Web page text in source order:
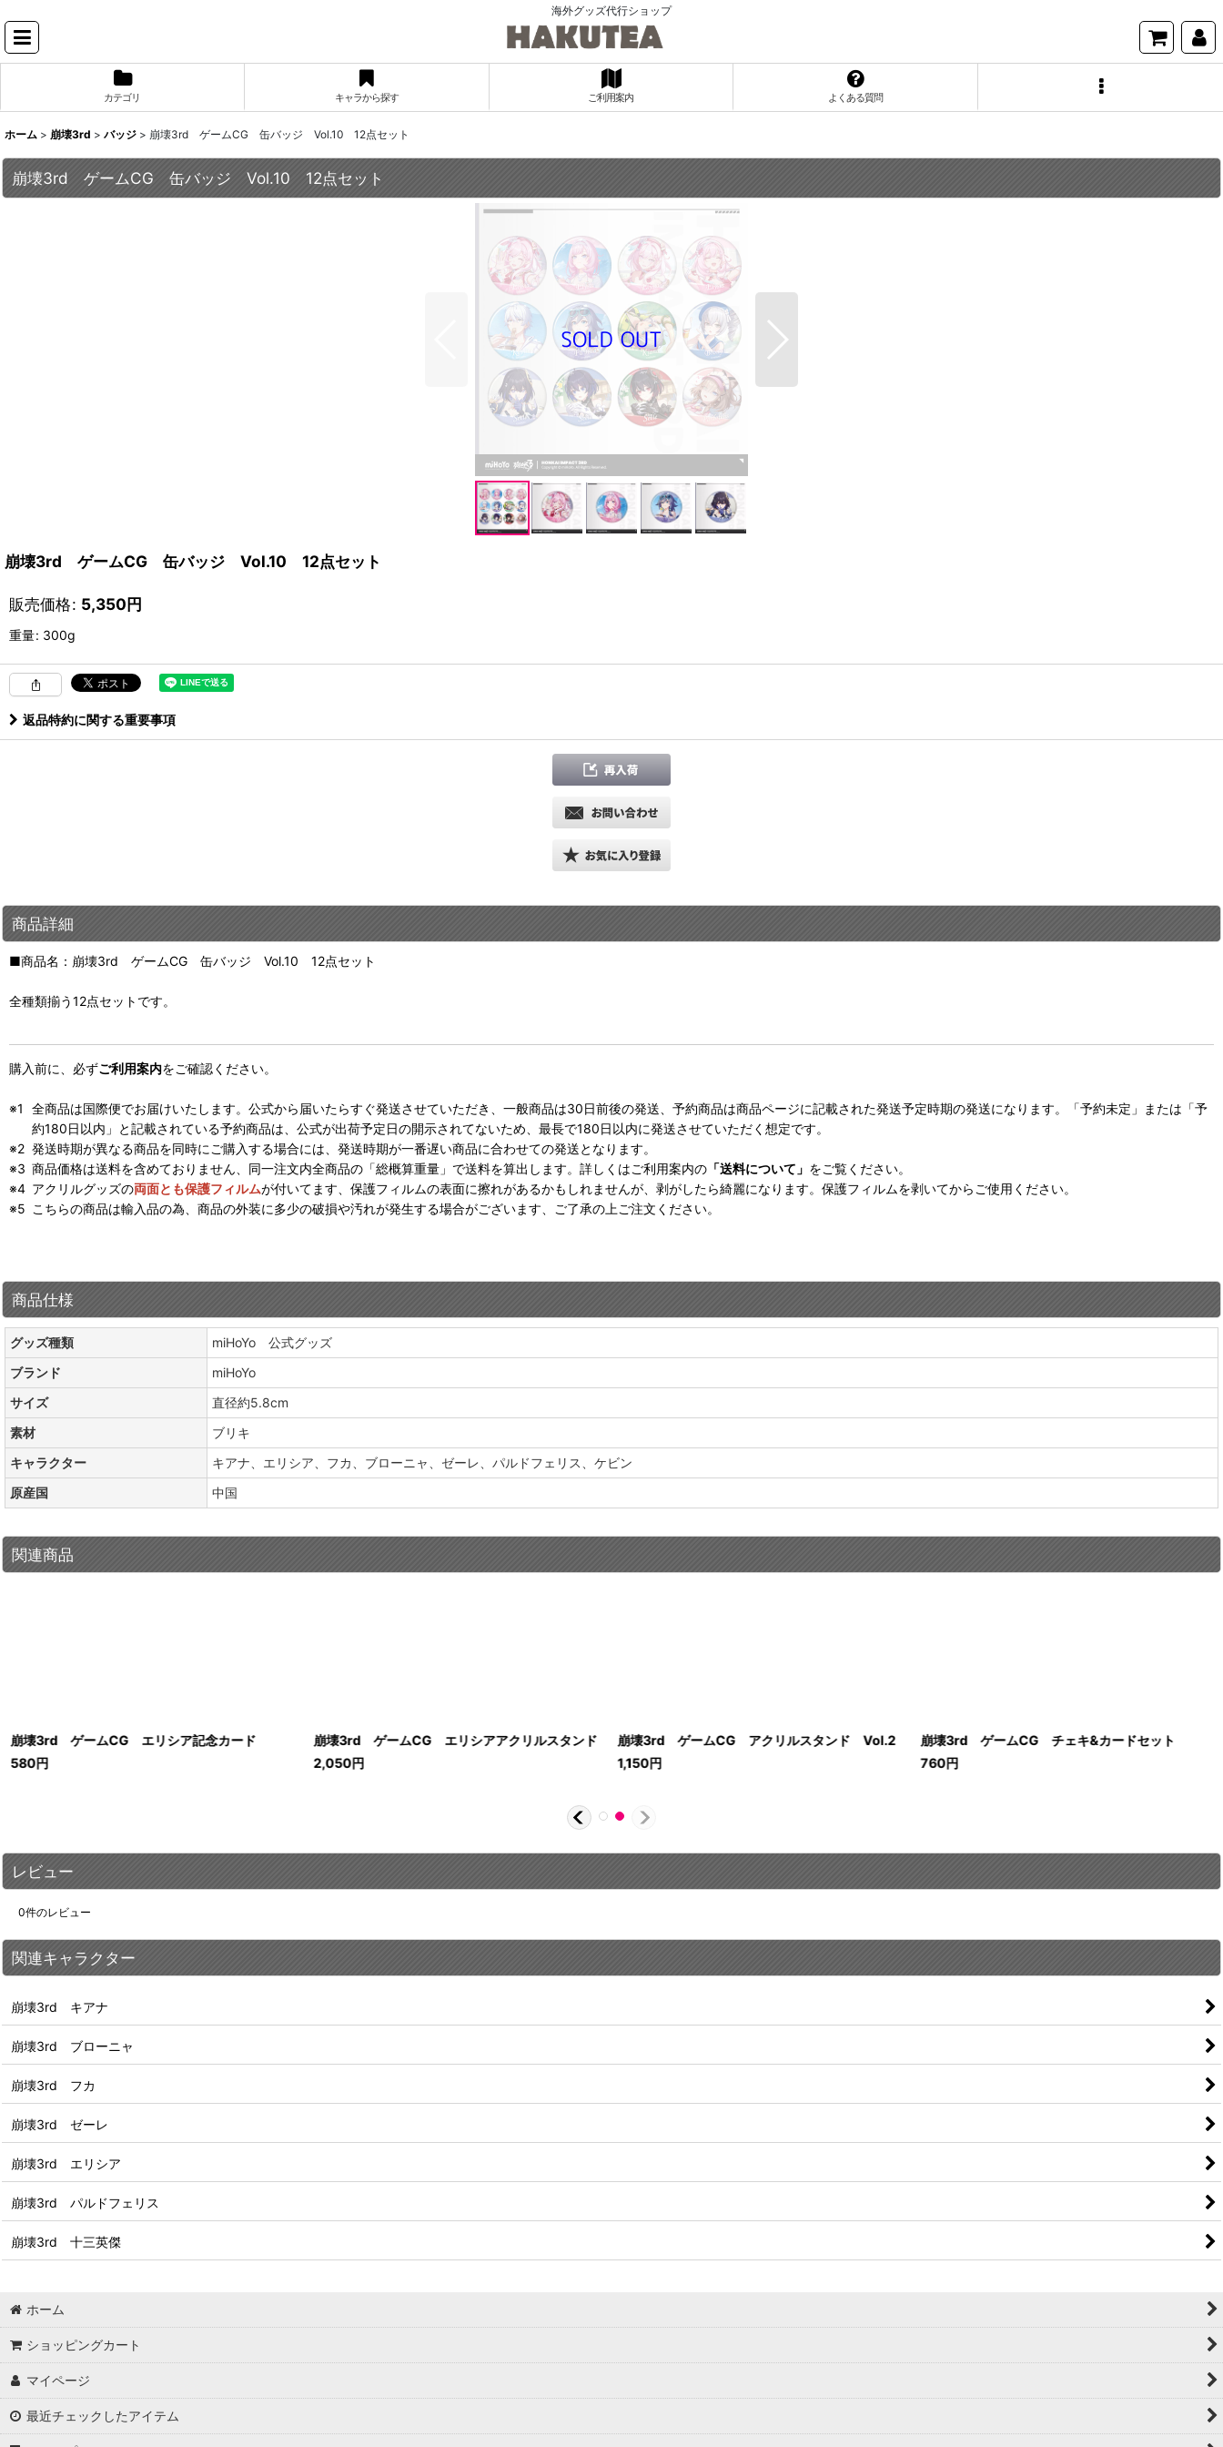
海外グッズ代行ショップ
カテゴリ キャラから探す ご利用案内 よくある質問
ホーム > 崩壊3rd > バッジ > 崩壊3rd ゲームCG 缶バッジ Vol.10 12点セット
崩壊3rd ゲームCG 缶バッジ Vol.10 12点セット
崩壊3rd ゲームCG 缶バッジ Vol.10 12点セット
販売価格: 5,350円
重量: 300g
返品特約に関する重要事項
商品詳細
■商品名：崩壊3rd ゲームCG 缶バッジ Vol.10 12点セット
全種類揃う12点セットです。
購入前に、必ずご利用案内をご確認ください。
全商品は国際便でお届けいたします。公式から届いたらすぐ発送させていただき、一般商品は30日前後の発送、予約商品は商品ページに記載された発送予定時期の発送になります。「予約未定」または「予
約180日以内」と記載されている予約商品は、公式が出荷予定日の開示されてないため、最長で180日以内に発送させていただく想定です。
発送時期が異なる商品を同時にご購入する場合には、発送時期が一番遅い商品に合わせての発送となります。
商品価格は送料を含めておりません、同一注文内全商品の「総概算重量」で送料を算出します。詳しくはご利用案内の 「送料について」 をご覧ください。
アクリルグッズの両面とも保護フィルムが付いてます、保護フィルムの表面に擦れがあるかもしれませんが、剥がしたら綺麗になります。保護フィルムを剥いてからご使用ください。
こちらの商品は輸入品の為、商品の外装に多少の破損や汚れが発生する場合がございます、ご了承の上ご注文ください。
商品仕様
グッズ種類
miHoYo 公式グッズ
ブランド
miHoYo
サイズ
直径約5.8cm
素材
ブリキ
キャラクター
キアナ、エリシア、フカ、ブローニャ、ゼーレ、パルドフェリス、ケビン
原産国
中国
関連商品
崩壊3rd ゲームCG エリシア記念カード
580円
崩壊3rd ゲームCG エリシアアクリルスタンド
2,050円
崩壊3rd ゲームCG アクリルスタンド Vol.2
1,150円
崩壊3rd ゲームCG チェキ&カードセット
760円
レビュー
0件のレビュー
関連キャラクター
崩壊3rd キアナ
崩壊3rd ブローニャ
崩壊3rd フカ
崩壊3rd ゼーレ
崩壊3rd エリシア
崩壊3rd パルドフェリス
崩壊3rd 十三英傑
ホーム
ショッピングカート
マイページ
最近チェックしたアイテム